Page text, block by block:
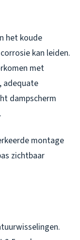
het koude
kan leiden.
met
adequate
dampscherm
montage
zichtbaar